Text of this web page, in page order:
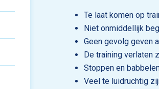
Te laat komen op
Niet onmiddellijk
Geen gevolg geven
De training verlaten
Stoppen en
Veel te luidruchtig